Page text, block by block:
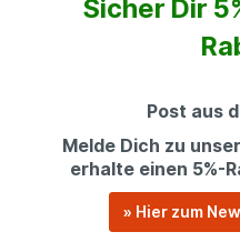
Sicher Dir
Post aus
Melde Dich zu
erhalte einen 5%-
» Hier zum